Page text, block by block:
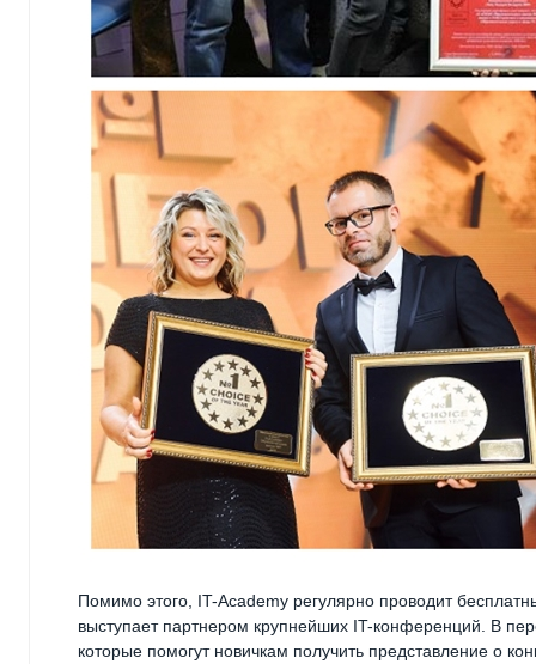
Помимо этого, IT-Academy регулярно проводит
выступает партнером крупнейших IT-конференций. В
которые помогут новичкам получить представление о